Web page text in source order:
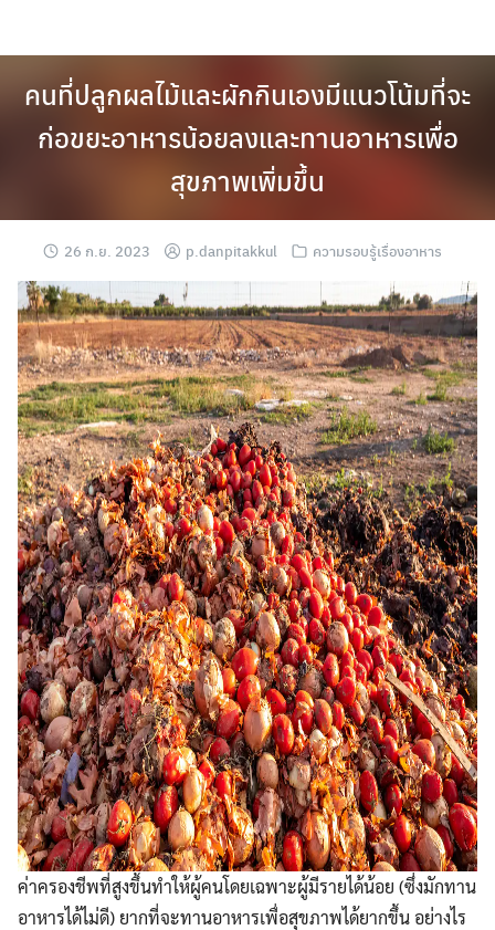
คนที่ปลูกผลไม้และผักกินเองมีแนวโน้มที่จะ
ก่อขยะอาหารน้อยลงและทานอาหารเพื่อ
สุขภาพเพิ่มขึ้น
26 ก.ย. 2023 p.danpitakkul ความรอบรู้เรื่องอาหาร
ค่าครองชีพที่สูงขึ้นทำให้ผู้คนโดยเฉพาะผู้มีรายได้น้อย (ซึ่งมักทาน
อาหารได้ไม่ดี) ยากที่จะทานอาหารเพื่อสุขภาพได้ยากขึ้น อย่างไร